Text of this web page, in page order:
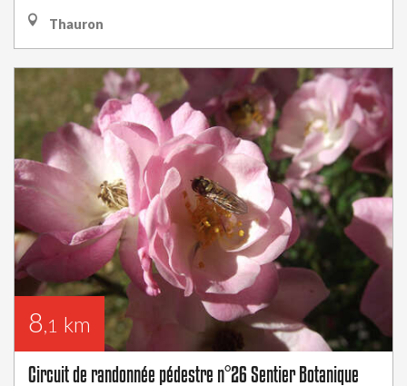
Thauron
8,1 km
Circuit de randonnée pédestre n°26 Sentier Botanique